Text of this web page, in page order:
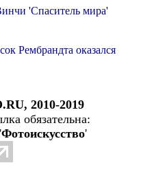
'Спаситель мира'
Рембрандта оказался
2010-2019
обязательна:
Фотоискусство'